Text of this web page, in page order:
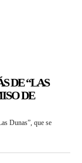
DE “LAS
DE
Dunas”, que se